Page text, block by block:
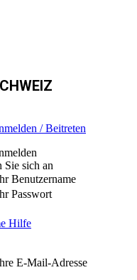
/ Beitreten
sich an
Benutzername
Passwort
Hilfe
E-Mail-Adresse